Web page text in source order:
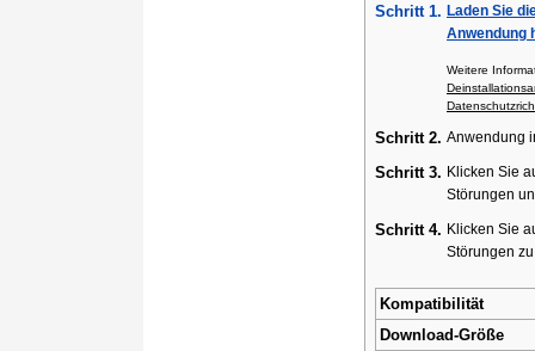
Schritt 1. Laden Sie
Anwendung
Weitere
Schritt 2. Anwendung
Schritt 3. Klicken Sie
Störungen
Schritt 4. Klicken Sie
Störungen
Kompatibilität
Download-Größe